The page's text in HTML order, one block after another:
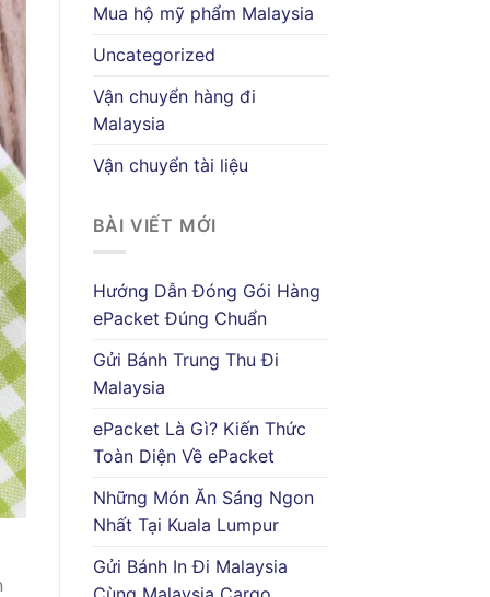
Mua hộ mỹ phẩm Malaysia
Uncategorized
Vận chuyển hàng đi
Malaysia
Vận chuyển tài liệu
BÀI VIẾT MỚI
Hướng Dẫn Đóng Gói Hàng
ePacket Đúng Chuẩn
Gửi Bánh Trung Thu Đi
Malaysia
ePacket Là Gì? Kiến Thức
Toàn Diện Về ePacket
Những Món Ăn Sáng Ngon
Nhất Tại Kuala Lumpur
Gửi Bánh In Đi Malaysia